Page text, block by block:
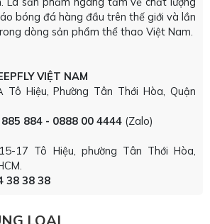
bóng đá hàng đầu trên thế giới và lần
dòng sản phẩm thể thao Việt Nam.
VIỆT NAM
Tô Hiệu, Phường Tân Thới Hòa, Quận
884 - 0888 00 4444 (Zalo)
17 Tô Hiệu, phường Tân Thới Hòa,
38 38 38
LOẠI